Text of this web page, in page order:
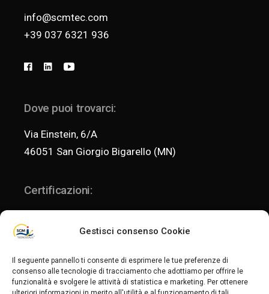
Gestisci consenso Cookie
Il seguente pannello ti consente di esprimere le tue preferenze di
consenso alle tecnologie di tracciamento che adottiamo per offrire le
funzionalità e svolgere le attività di statistica e marketing. Per ottenere
info@scmtec.com
+39 037 6321 936
Dove puoi trovarci:
Via Einstein, 6/A
46051 San Giorgio Bigarello (MN)
Certificazioni:
ISO 14001:2015